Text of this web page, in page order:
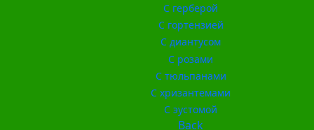
С герберой
С гортензией
С диантусом
С розами
С тюльпанами
С хризантемами
С эустомой
Back